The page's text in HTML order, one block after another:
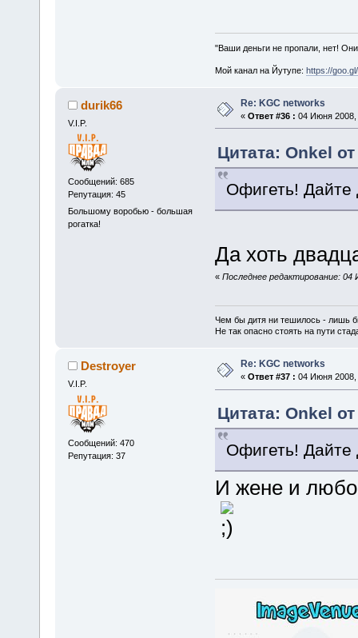
"Ваши деньги не пропали, нет!
Мой канал на Йутупе: https://
durik66
V.I.P.
Сообщений: 685
Репутация: 45
Большому воробью - большая
рогатка!
Re: KGC networks
« Ответ #36 : 04 Июня 2008,
Цитата: Onkel
Офигеть! Дайте
Да хоть
« Последнее редактирование:
Чем бы дитя ни тешилось - лишь
Не так опасно стоять на пути
Destroyer
V.I.P.
Сообщений: 470
Репутация: 37
Re: KGC networks
« Ответ #37 : 04 Июня 2008,
Цитата: Onkel
Офигеть! Дайте
И жене и